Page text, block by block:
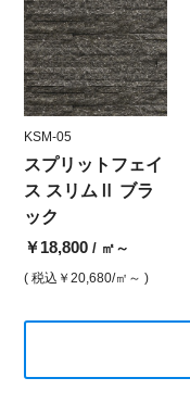
KSM-05
スプリットフェイ
ス スリムⅡ ブラ
ック
￥18,800/ ㎡～
( 税込 ￥20,680/㎡～ )